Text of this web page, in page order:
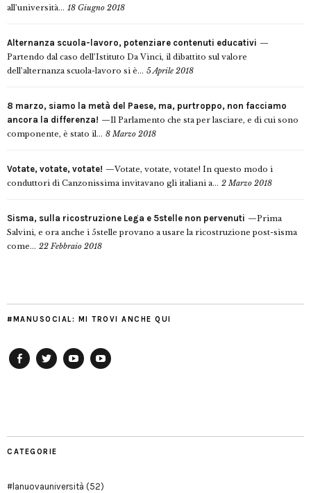
all’università... 18 Giugno 2018
Alternanza scuola-lavoro, potenziare contenuti educativi
Partendo dal caso dell’Istituto Da Vinci, il dibattito sul valore
dell’alternanza scuola-lavoro si è... 5 Aprile 2018
8 marzo, siamo la metà del Paese, ma, purtroppo, non facciamo
ancora la differenza!
Il Parlamento che sta per lasciare, e di cui sono
componente, è stato il... 8 Marzo 2018
Votate, votate, votate!
Votate, votate, votate! In questo modo i
conduttori di Canzonissima invitavano gli italiani a... 2 Marzo 2018
Sisma, sulla ricostruzione Lega e 5stelle non pervenuti
Prima
Salvini, e ora anche i 5stelle provano a usare la ricostruzione post-sisma
come... 22 Febbraio 2018
#MANUSOCIAL: MI TROVI ANCHE QUI
CATEGORIE
#lanuovauniversità (52)